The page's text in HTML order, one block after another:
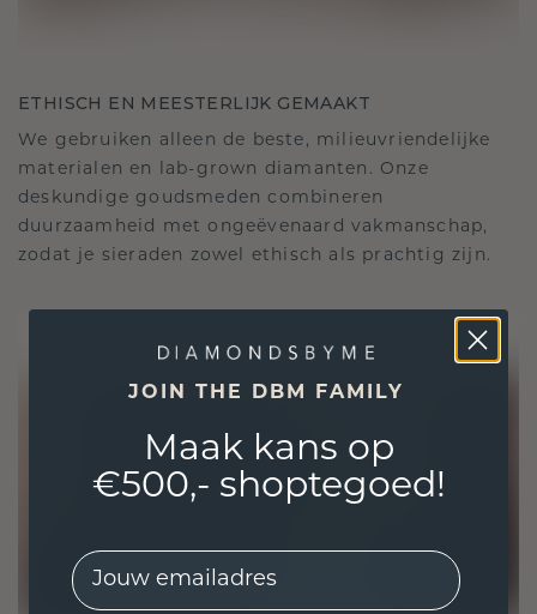
ETHISCH EN MEESTERLIJK GEMAAKT
We gebruiken alleen de beste, milieuvriendelijke
materialen en lab-grown diamanten. Onze
deskundige goudsmeden combineren
duurzaamheid met ongeëvenaard vakmanschap,
zodat je sieraden zowel ethisch als prachtig zijn.
JOIN THE DBM FAMILY
Maak kans op
€500,- shoptegoed!
EMail